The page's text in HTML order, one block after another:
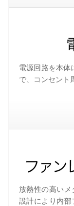
電源回路を本体
で、コンセント
放熱性の高い
設計により内部